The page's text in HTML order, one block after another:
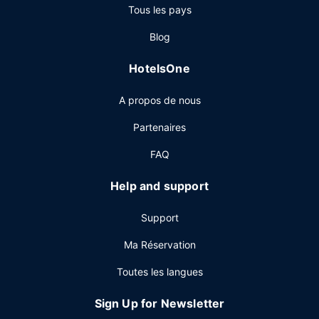
Tout est prévu sur place pour régaler vos papilles ! Ne
restaurant de cet hôtel qui vous servira le déjeuner et le
pourrez compter sur un service d'étage (horaires limités)
place un bar / salon. Un petit déjeuner complet est servi
tous les jours de 07 h 00 à 11 h 00 moyennant un
Les équipements et services proposés incluent un service
de départ express, un service de nettoyage à
vous devez organiser une réunion à Salt Lake City, faites
confiance à cet hôtel qui dispose d'espaces événements
conférence et 4 des salles de réunion.
Tous les pays
Blog
HotelsOne
A propos de nous
Partenaires
FAQ
Help and support
Support
Ma Réservation
Toutes les langues
Sign Up for Newsletter